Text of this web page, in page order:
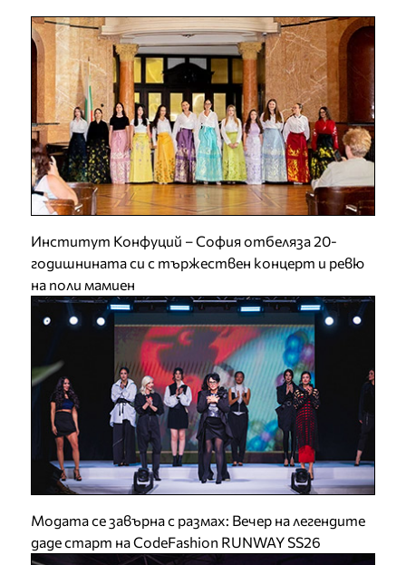
Институт Конфуций – София отбеляза 20-
годишнината си с тържествен концерт и ревю
на поли мамиен
Модата се завърна с размах: Вечер на легендите
даде старт на CodeFashion RUNWAY SS26